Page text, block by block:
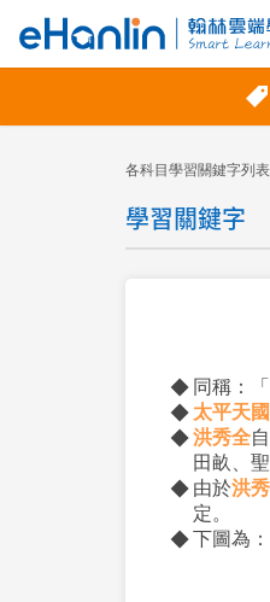
各科目學習關鍵字列表
學習關鍵字
同稱：「
太平天國
洪秀全
田畝、
由於洪
定。
下圖為：